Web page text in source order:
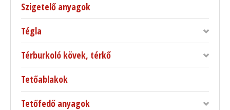
Szigetelő anyagok
Tégla
Térburkoló kövek, térkő
Tetőablakok
Tetőfedő anyagok